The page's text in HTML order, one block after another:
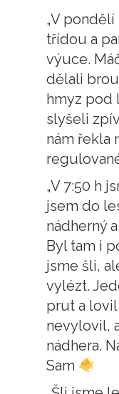
„V pondělí
třídou a
výuce.
dělali
hmyz pod
slyšeli
nám řekla
„V 7:50 h
jsem do
nádherný
Byl tam i
jsme šli,
vylézt.
prut a lovil
nevylovil,
nádhera.
Sam